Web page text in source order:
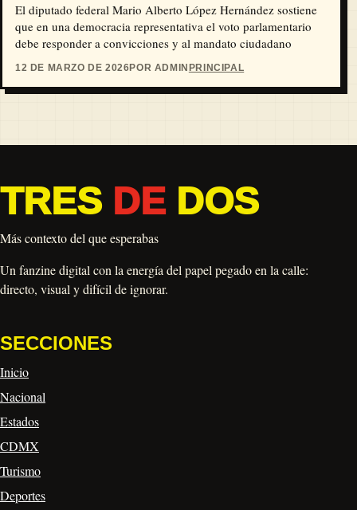
El diputado federal Mario Alberto López Hernández sostiene
que en una democracia representativa el voto parlamentario
debe responder a convicciones y al mandato ciudadano
12 DE MARZO DE 2026POR ADMIN PRINCIPAL
TRES DEDOS
Más contexto del que esperabas
Un fanzine digital con la energía del papel pegado en la calle:
directo, visual y difícil de ignorar.
SECCIONES
Inicio
Nacional
Estados
CDMX
Turismo
Deportes